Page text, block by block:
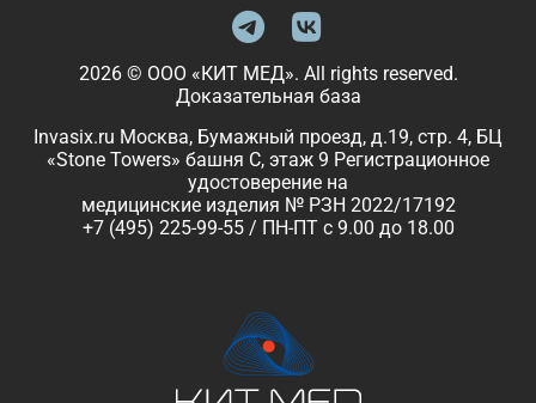
2026 © ООО «КИТ МЕД». All rights reserved.
Доказательная база
Invasix.ru Москва, Бумажный проезд, д.19, стр. 4, БЦ
«Stone Towers» башня C, этаж 9 Регистрационное
удостоверение на
медицинские изделия № РЗН 2022/17192
+7 (495) 225-99-55 / ПН-ПТ с 9.00 до 18.00